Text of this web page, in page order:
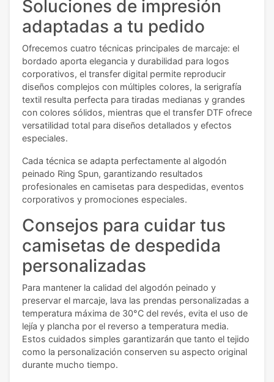
Soluciones de impresión
adaptadas a tu pedido
Ofrecemos cuatro técnicas principales de marcaje: el
bordado aporta elegancia y durabilidad para logos
corporativos, el transfer digital permite reproducir
diseños complejos con múltiples colores, la serigrafía
textil resulta perfecta para tiradas medianas y grandes
con colores sólidos, mientras que el transfer DTF ofrece
versatilidad total para diseños detallados y efectos
especiales.
Cada técnica se adapta perfectamente al algodón
peinado Ring Spun, garantizando resultados
profesionales en camisetas para despedidas, eventos
corporativos y promociones especiales.
Consejos para cuidar tus
camisetas de despedida
personalizadas
Para mantener la calidad del algodón peinado y
preservar el marcaje, lava las prendas personalizadas a
temperatura máxima de 30°C del revés, evita el uso de
lejía y plancha por el reverso a temperatura media.
Estos cuidados simples garantizarán que tanto el tejido
como la personalización conserven su aspecto original
durante mucho tiempo.